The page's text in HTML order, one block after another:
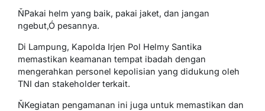
ŇPakai helm yang baik, pakai jaket, dan jangan
ngebut,Ó pesannya.
Di Lampung, Kapolda Irjen Pol Helmy Santika
memastikan keamanan tempat ibadah dengan
mengerahkan personel kepolisian yang didukung oleh
TNI dan stakeholder terkait.
ŇKegiatan pengamanan ini juga untuk memastikan dan